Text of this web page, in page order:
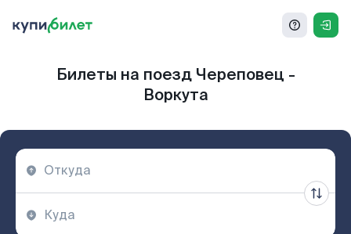
Билеты на поезд Череповец -
Воркута